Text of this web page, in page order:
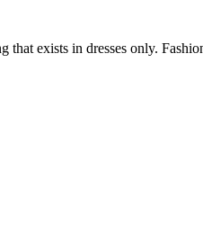
that exists in dresses only.